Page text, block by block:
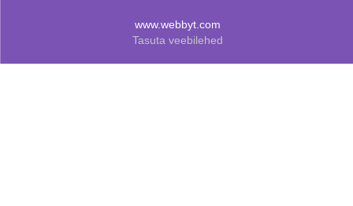
www.webbyt.com
Tasuta veebilehed